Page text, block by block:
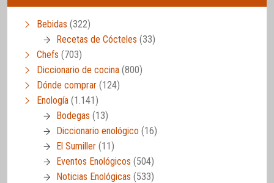
Bebidas (322)
Recetas de Cócteles (33)
Chefs (703)
Diccionario de cocina (800)
Dónde comprar (124)
Enología (1.141)
Bodegas (13)
Diccionario enológico (16)
El Sumiller (11)
Eventos Enológicos (504)
Noticias Enológicas (533)